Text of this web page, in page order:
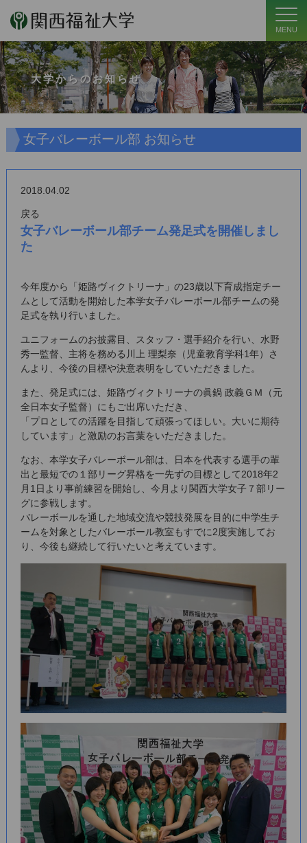
MENU
大学からのお知らせ
女子バレーボール部 お知らせ
2018.04.02
戻る
女子バレーボール部チーム発足式を開催しまし
た
今年度から「姫路ヴィクトリーナ」の23歳以下育成指定チー
ムとして活動を開始した本学女子バレーボール部チームの発
足式を執り行いました。
ユニフォームのお披露目、スタッフ・選手紹介を行い、水野
秀一監督、主将を務める川上 理梨奈（児童教育学科1年）さ
んより、今後の目標や決意表明をしていただきました。
また、発足式には、姫路ヴィクトリーナの眞鍋 政義ＧＭ（元
全日本女子監督）にもご出席いただき、
「プロとしての活躍を目指して頑張ってほしい。大いに期待
しています」と激励のお言葉をいただきました。
なお、本学女子バレーボール部は、日本を代表する選手の輩
出と最短での１部リーグ昇格を一先ずの目標として2018年2
月1日より事前練習を開始し、今月より関西大学女子７部リー
グに参戦します。
バレーボールを通した地域交流や競技発展を目的に中学生チ
ームを対象としたバレーボール教室もすでに2度実施してお
り、今後も継続して行いたいと考えています。